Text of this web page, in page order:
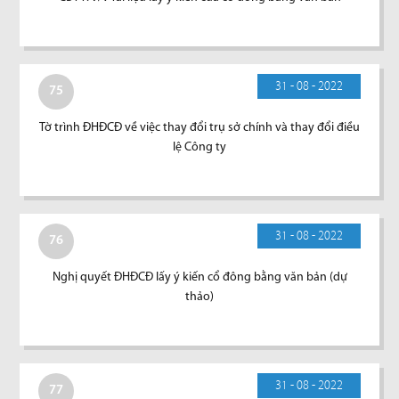
75 31 - 08 - 2022
Tờ trình ĐHĐCĐ về việc thay đổi trụ sở chính và thay đổi điều
lệ Công ty
76 31 - 08 - 2022
Nghị quyết ĐHĐCĐ lấy ý kiến cổ đông bằng văn bản (dự
thảo)
77 31 - 08 - 2022